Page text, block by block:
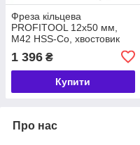
Фреза кільцева
PROFITOOL 12х50 мм,
M42 HSS-Co, хвостовик
(411250M42)
1 396 ₴
Купити
Про нас